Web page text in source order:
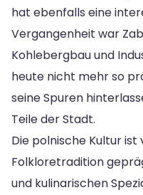
hat ebenfalls eine
Vergangenheit war
Kohlebergbau und
heute nicht mehr so
seine Spuren
Teile der Stadt.
Die polnische Kultur
Folkloretradition
und kulinarischen